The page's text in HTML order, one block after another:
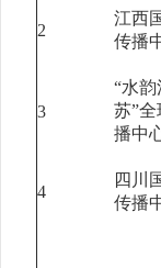
2
江西
传播
3
“水韵
苏”
播中
4
四川
传播